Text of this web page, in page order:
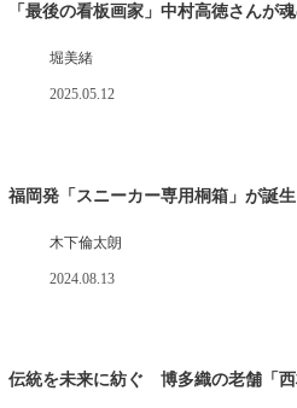
「最後の看板画家」中村高徳さん
堀美緒
2025.05.12
福岡発「スニーカー専用桐箱」が誕
木下倫太朗
2024.08.13
伝統を未来に紡ぐ 博多織の老舗「